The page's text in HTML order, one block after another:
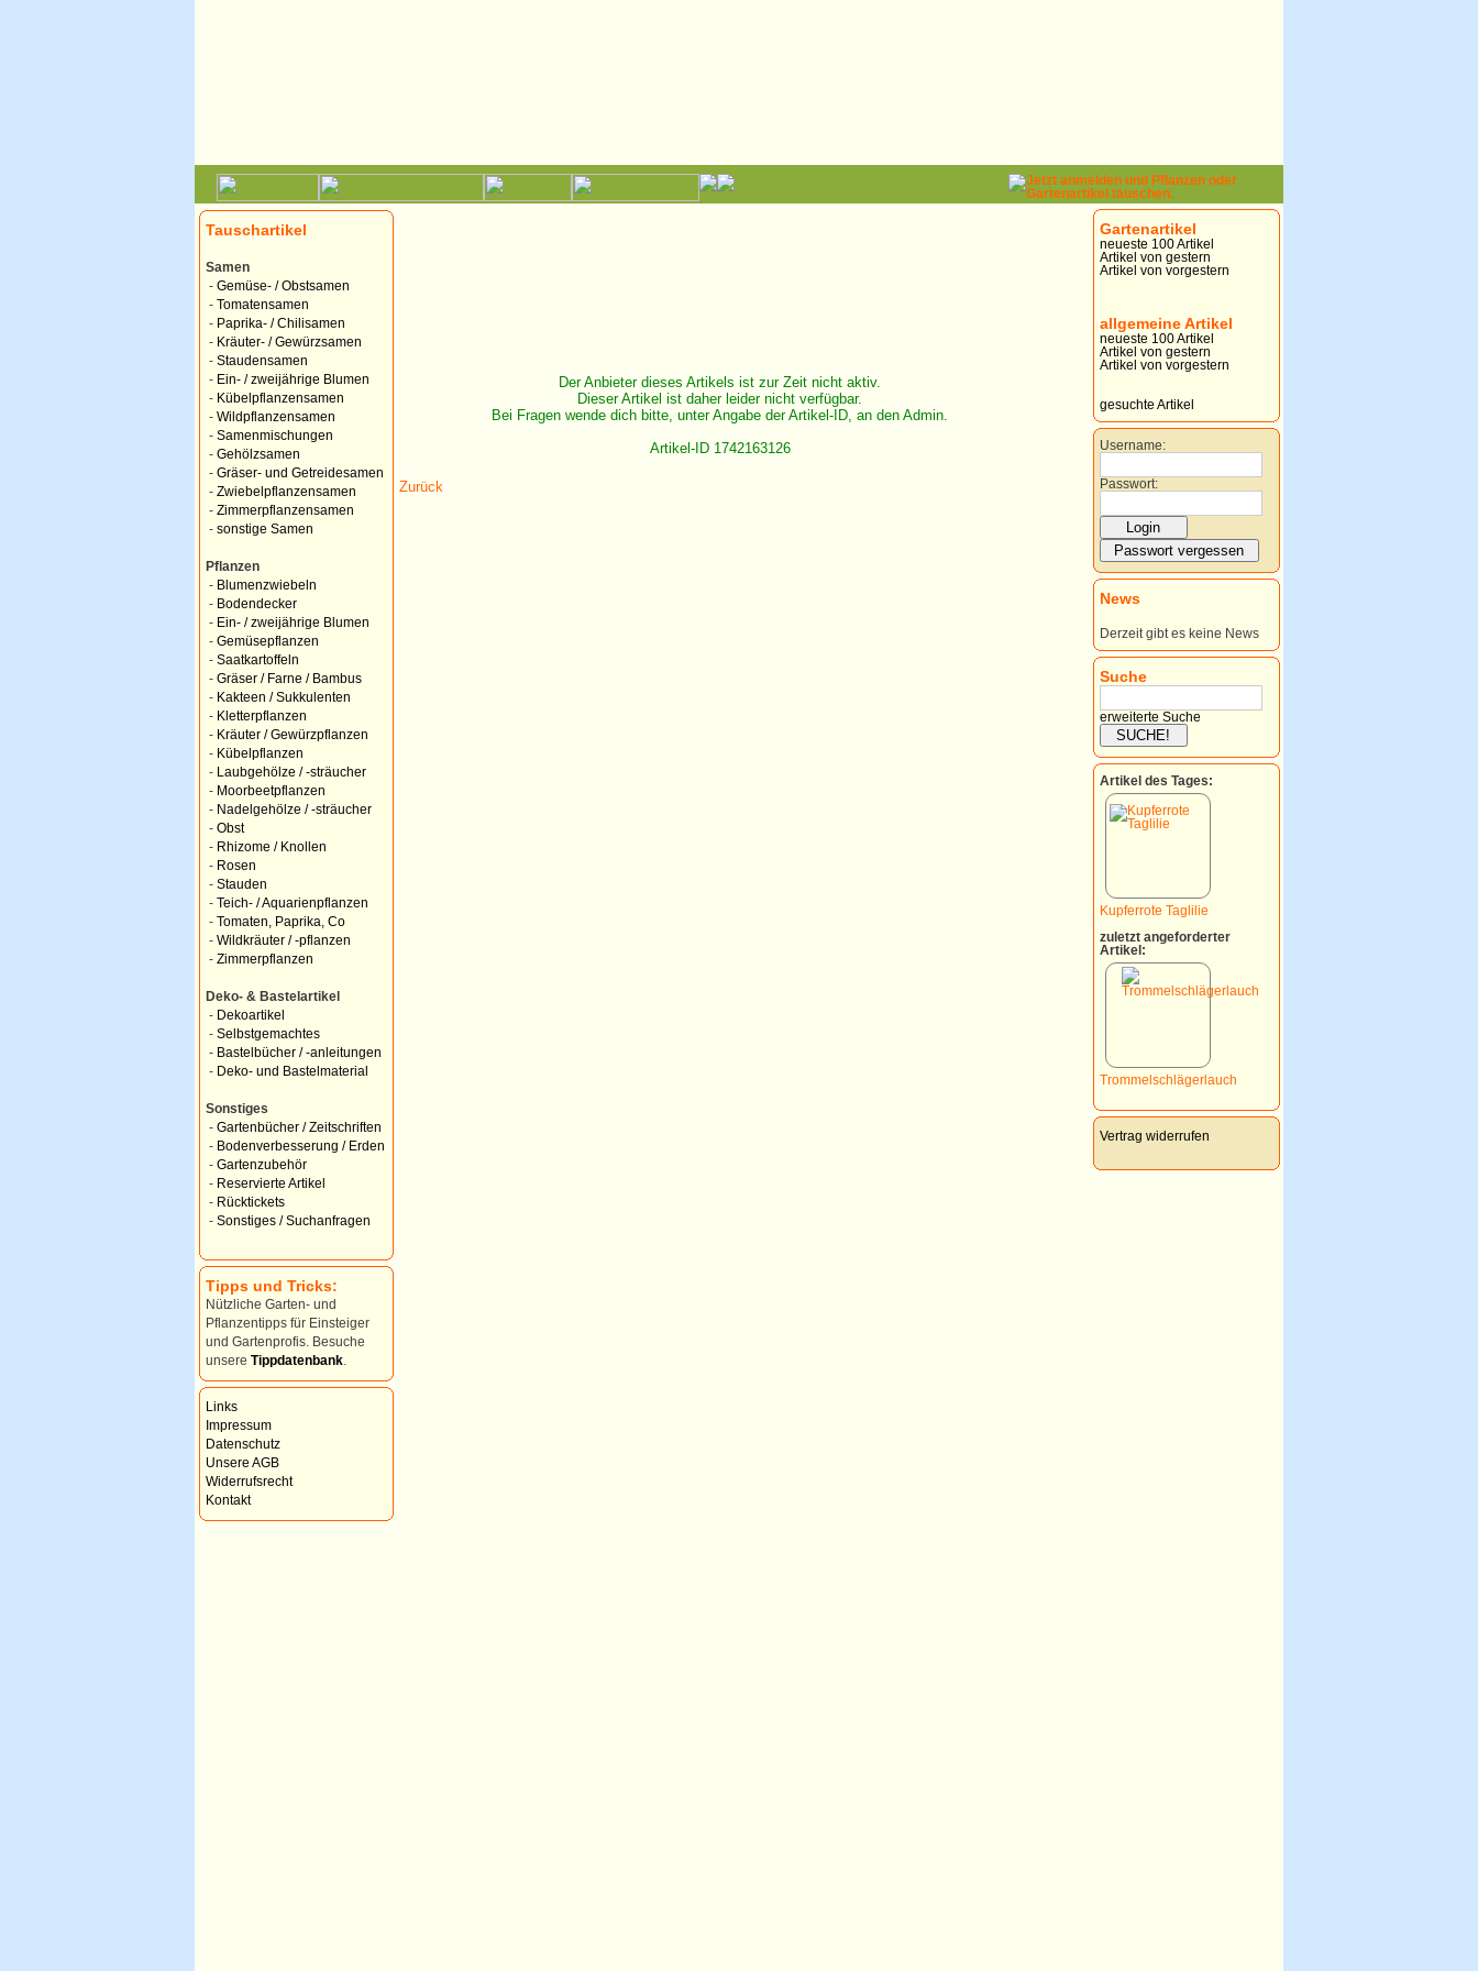
Tauschartikel
Samen
- Gemüse- / Obstsamen
- Tomatensamen
- Paprika- / Chilisamen
- Kräuter- / Gewürzsamen
- Staudensamen
- Ein- / zweijährige Blumen
- Kübelpflanzensamen
- Wildpflanzensamen
- Samenmischungen
- Gehölzsamen
- Gräser- und Getreidesamen
- Zwiebelpflanzensamen
- Zimmerpflanzensamen
- sonstige Samen
Pflanzen
- Blumenzwiebeln
- Bodendecker
- Ein- / zweijährige Blumen
- Gemüsepflanzen
- Saatkartoffeln
- Gräser / Farne / Bambus
- Kakteen / Sukkulenten
- Kletterpflanzen
- Kräuter / Gewürzpflanzen
- Kübelpflanzen
-
Laubgehölze / -sträucher
- Moorbeetpflanzen
- Nadelgehölze / -sträucher
- Obst
- Rhizome / Knollen
- Rosen
- Stauden
- Teich- / Aquarienpflanzen
- Tomaten, Paprika, Co
- Wildkräuter / -pflanzen
- Zimmerpflanzen
Deko- & Bastelartikel
- Dekoartikel
- Selbstgemachtes
- Bastelbücher / -anleitungen
- Deko- und Bastelmaterial
Sonstiges
- Gartenbücher / Zeitschriften
- Bodenverbesserung / Erden
- Gartenzubehör
- Reservierte Artikel
- Rücktickets
- Sonstiges / Suchanfragen
Tipps und Tricks:
Nützliche Garten- und
Pflanzentipps für Einsteiger
und Gartenprofis. Besuche
unsere Tippdatenbank
Links
Impressum
Datenschutz
Unsere AGB
Widerrufsrecht
Kontakt
Der Anbieter dieses Artikels ist zur Zeit nicht aktiv.
Dieser Artikel ist daher leider nicht verfügbar.
Bei Fragen wende dich bitte, unter Angabe der Artikel-ID, an den Admin.
Artikel-ID 1742163126
Zurück
Gartenartikel
neueste 100 Artikel
Artikel von gestern
Artikel von vorgestern
allgemeine Artikel
neueste 100 Artikel
Artikel von gestern
Artikel von vorgestern
gesuchte Artikel
Username:
Passwort:
News
Derzeit gibt es keine News
Suche
erweiterte Suche
Artikel des Tages:
Kupferrote Taglilie
zuletzt angeforderter
Artikel:
Trommelschlägerlauch
Vertrag widerrufen